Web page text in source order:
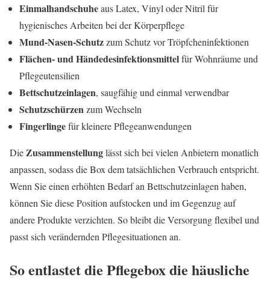
Einmalhandschuheaus Latex, Vinyl oder Nitril für
hygienisches Arbeiten bei der Körperpflege
Mund-Nasen-Schutzzum Schutz vor Tröpfcheninfektionen
Flächen- und Händedesinfektionsmittelfür Wohnräume und
Pflegeutensilien
Bettschutzeinlagen, saugfähig und einmal verwendbar
Schutzschürzenzum Wechseln
Fingerlingefür kleinere Pflegeanwendungen
DieZusammenstellunglässt sich bei vielen Anbietern monatlich
anpassen, sodass die Box dem tatsächlichen Verbrauch entspricht.
Wenn Sie einen erhöhten Bedarf an Bettschutzeinlagen haben,
können Sie diese Position aufstocken und im Gegenzug auf
andere Produkte verzichten. So bleibt die Versorgung flexibel und
passt sich verändernden Pflegesituationen an.
So entlastet die Pflegebox die häusliche